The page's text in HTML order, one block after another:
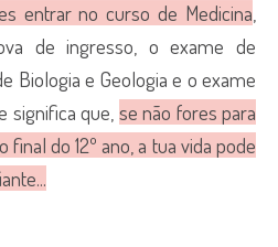
entrar no curso de Medicina
de ingresso, o exame de
Biologia e Geologia e o exame
significa que, se não fores para
final do 12º ano, a tua vida pode